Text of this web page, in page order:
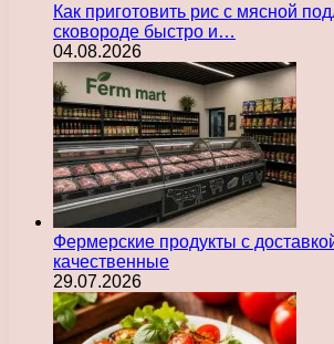
Как приготовить рис с мясной
сковороде быстро и…
04.08.2026
Фермерские продукты с
качественные
29.07.2026